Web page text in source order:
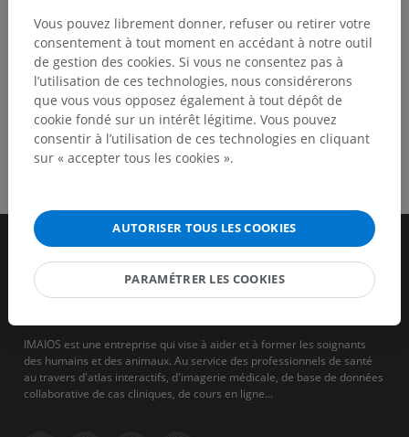
IMAIOS est une entreprise qui vise à aider et à former les soignants
des humains et des animaux. Au service des professionnels de santé
au travers d'atlas interactifs, d'imagerie médicale, de base de données
collaborative de cas cliniques, de cours en ligne...
Vous pouvez librement donner, refuser ou retirer votre
consentement à tout moment en accédant à notre outil
de gestion des cookies. Si vous ne consentez pas à
l’utilisation de ces technologies, nous considérerons
que vous vous opposez également à tout dépôt de
cookie fondé sur un intérêt légitime. Vous pouvez
consentir à l’utilisation de ces technologies en cliquant
sur « accepter tous les cookies ».
AUTORISER TOUS LES COOKIES
PARAMÉTRER LES COOKIES